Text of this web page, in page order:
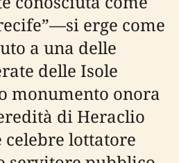
erge come
a una delle
delle Isole
monumento onora
di Heraclio
celebre lottatore